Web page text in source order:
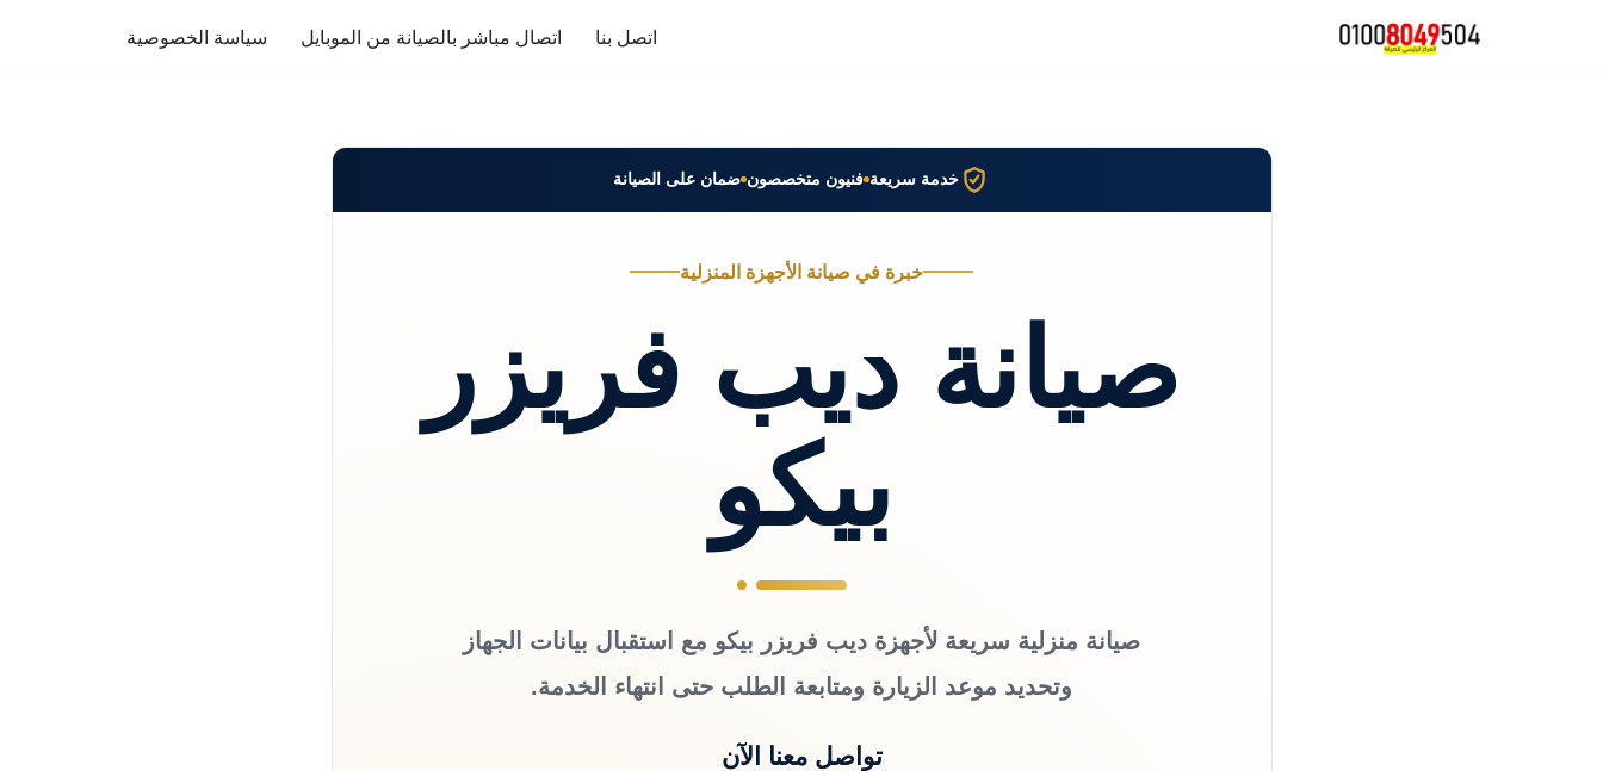
اتصل بنا اتصال مباشر بالصيانة من الموبايل سياسة الخصوصية
خدمة سريعة فنيون متخصصون ضمان على الصيانة
خبرة في صيانة الأجهزة المنزلية
صيانة ديب فريزر
بيكو
صيانة منزلية سريعة لأجهزة ديب فريزر بيكو مع استقبال بيانات الجهاز
وتحديد موعد الزيارة ومتابعة الطلب حتى انتهاء الخدمة.
تواصل معنا الآن